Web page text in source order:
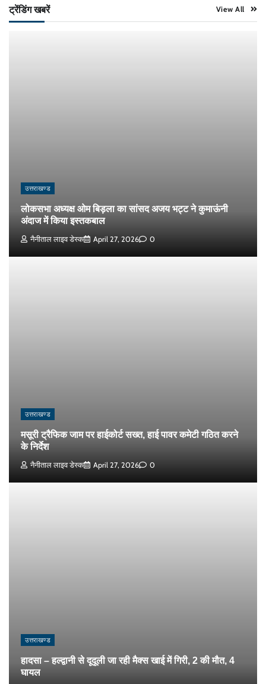
ट्रेंडिंग खबरें View All
उत्तराखण्ड
लोकसभा अध्यक्ष ओम बिड़ला का सांसद अजय भट्ट ने कुमाऊंनी
अंदाज में किया इस्तकबाल
नैनीताल लाइव डेस्क April 27, 2026 0
उत्तराखण्ड
मसूरी ट्रैफिक जाम पर हाईकोर्ट सख्त, हाई पावर कमेटी गठित करने
के निर्देश
नैनीताल लाइव डेस्क April 27, 2026 0
उत्तराखण्ड
हादसा – हल्द्वानी से दूदूली जा रही मैक्स खाई में गिरी, 2 की मौत, 4
घायल